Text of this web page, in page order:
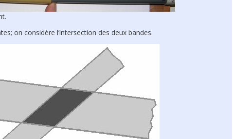
on considère l’intersection des deux bandes.